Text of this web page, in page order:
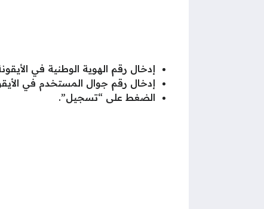
إدخال رقم الهوية الوطنية في
إدخال رقم جوال المستخدم في
الضغط على “تسجيل”.